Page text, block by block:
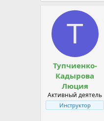
Т
Тупчиенко-
Кадырова
Люция
Активный деятель
Инструктор